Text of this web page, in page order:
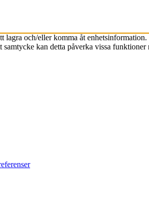
och/eller komma åt
kan detta påverka vissa funktioner